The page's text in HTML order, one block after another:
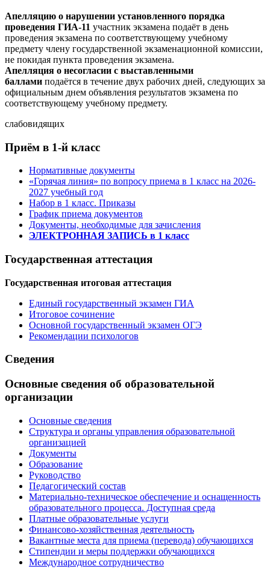
Апелляцию о нарушении установленного порядка
проведения ГИА-11 участник экзамена подаёт в день
проведения экзамена по соответствующему учебному
предмету члену государственной экзаменационной комиссии,
не покидая пункта проведения экзамена.
Апелляция о несогласии с выставленными
баллами подаётся в течение двух рабочих дней, следующих за
официальным днем объявления результатов экзамена по
соответствующему учебному предмету.
слабовидящих
Приём в 1-й класс
Нормативные документы
«Горячая линия» по вопросу приема в 1 класс на 2026-
2027 учебный год
Набор в 1 класс. Приказы
График приема документов
Документы, необходимые для зачисления
ЭЛЕКТРОННАЯ ЗАПИСЬ в 1 класс
Государственная аттестация
Государственная итоговая аттестация
Единый государственный экзамен ГИА
Итоговое сочинение
Основной государственный экзамен ОГЭ
Рекомендации психологов
Сведения
Основные сведения об образовательной
организации
Основные сведения
Структура и органы управления образовательной
организацией
Документы
Образование
Руководство
Педагогический состав
Материально-техническое обеспечение и оснащенность
образовательного процесса. Доступная среда
Платные образовательные услуги
Финансово-хозяйственная деятельность
Вакантные места для приема (перевода) обучающихся
Стипендии и меры поддержки обучающихся
Международное сотрудничество